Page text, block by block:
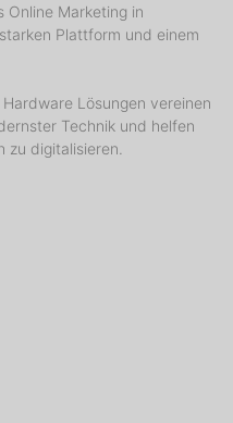
Online Marketing in
Plattform und einem
Lösungen vereinen
Technik und helfen
zu digitalisieren.